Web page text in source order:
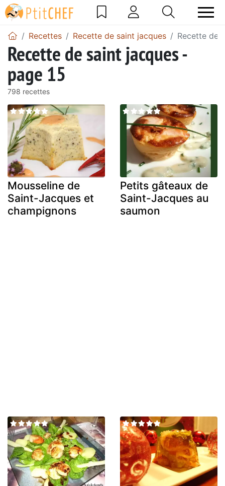
Recettes Recette de saint jacques Recette de
Recette de saint jacques -
page 15
798 recettes
Mousseline de
Saint-Jacques et
champignons
Petits gâteaux de
Saint-Jacques au
saumon